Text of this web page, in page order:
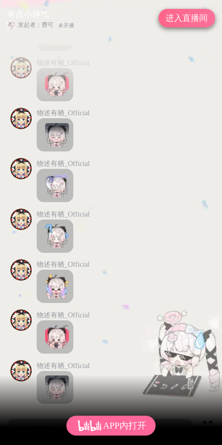
物述有栖_Official
物述有栖_Official
物述有栖_Official
物述有栖_Official
物述有栖_Official
物述有栖_Official
物述有栖_Official
物述有栖_Official
有点小脾气
发起者；费可 未开播
进入直播间
APP内打开